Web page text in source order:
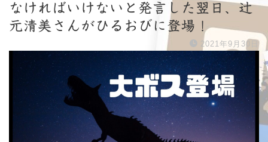
なければいけないと発言した翌日、辻
元清美さんがひるおびに登場！
2021年9月30日